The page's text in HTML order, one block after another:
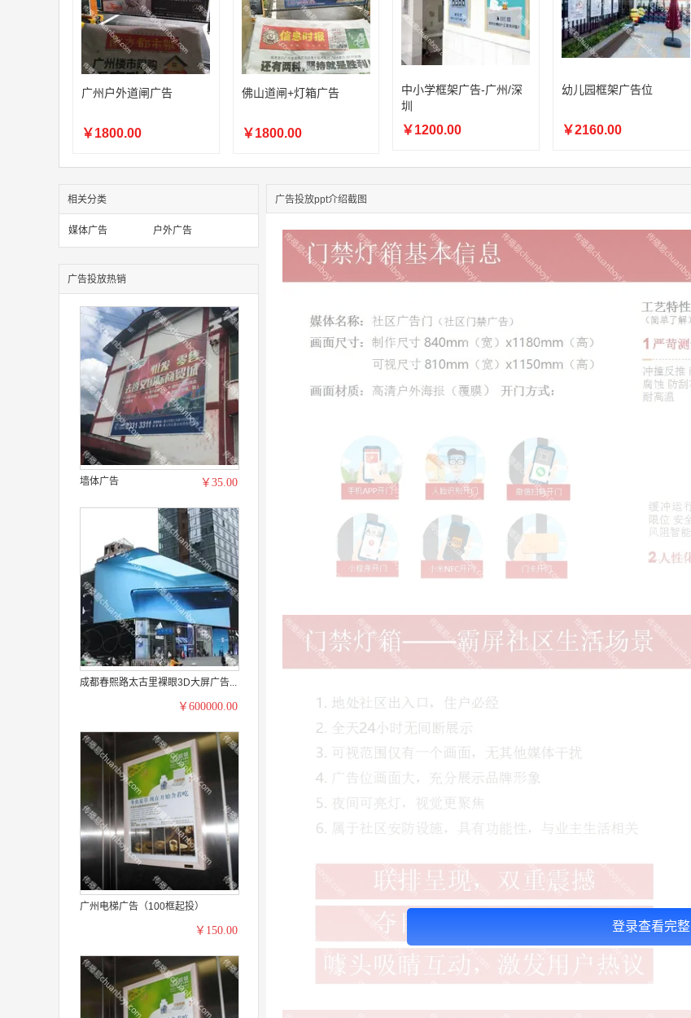
11:44:28
130****3379
联系了该媒体所在商家
08:36:41
191****0991
联系了该媒体所在商家
05:24:34
186****8762
联系了该媒体所在商家
05:26:28
02:28:16 183****1249 联系了该媒体所在商家
05:13:40
08:52:47 155****6115
联系了该媒体所在商家
03:18:49 173****0620 联系了该媒体所在商家
广州户外道闸广告
￥1800.00
佛山道闸+灯箱广告
￥1800.00
中小学框架广告-广州/深
圳
￥1200.00
幼儿园框架广告位
￥2160.00
相关分类
媒体广告 户外广告
广告投放热销
墙体广告 ￥35.00
成都春熙路太古里裸眼3D大屏广告...
￥600000.00
广州电梯广告（100框起投）
￥150.00
广告投放ppt介绍截图
登录查看完整